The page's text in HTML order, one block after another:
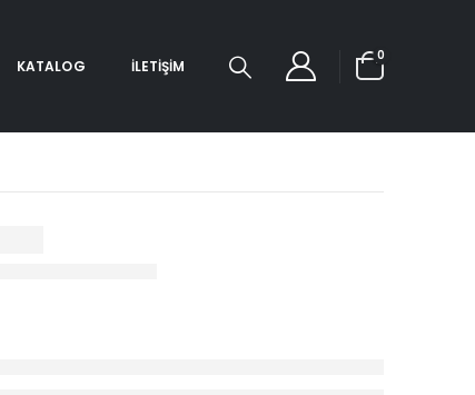
KATALOG İLETIŞIM
0